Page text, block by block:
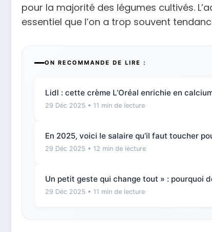
pour la majorité des légumes cultivés.
essentiel que l’on a trop souvent
ON RECOMMANDE DE LIRE :
Lidl : cette crème L’Oréal enrichie en
29 Déc 2025 • 11 min de lecture
En 2025, voici le salaire qu’il faut toucher
29 Déc 2025 • 12 min de lecture
Un petit geste qui change tout » : pourquoi
29 Déc 2025 • 11 min de lecture